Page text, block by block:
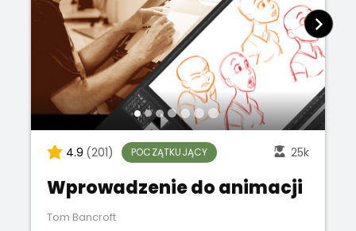
4.9 (201) POCZĄTKUJĄCY 25k
Wprowadzenie do animacji
Tom Bancroft